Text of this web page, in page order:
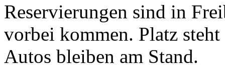
Reservierungen sind in
vorbei kommen. Platz
Autos bleiben am Stand.